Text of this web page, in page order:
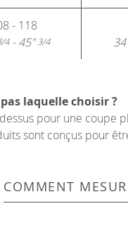
- 118
4- 45"3/4
laquelle choisir ?
pour une coupe
sont conçus pour
COMMENT